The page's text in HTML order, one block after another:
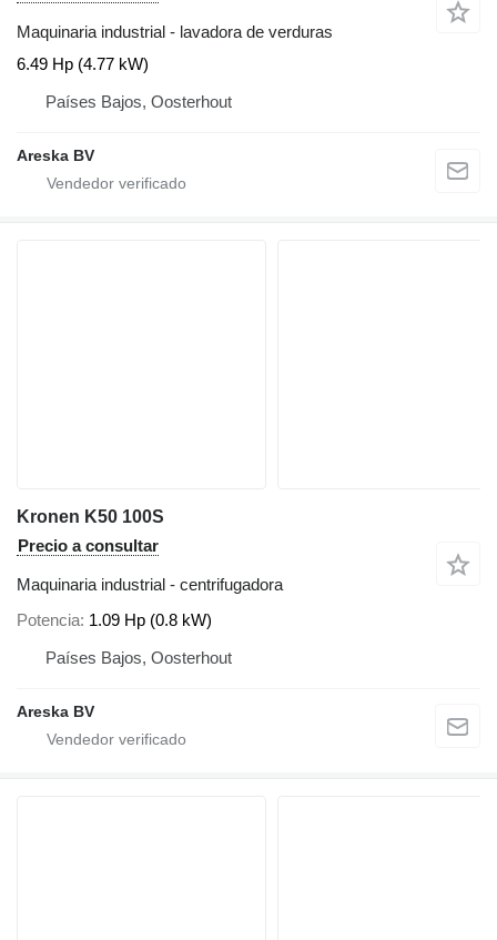
Maquinaria industrial - lavadora de verduras
6.49 Hp (4.77 kW)
Países Bajos, Oosterhout
Areska BV
Kronen K50 100S
Precio a consultar
Maquinaria industrial - centrifugadora
Potencia 1.09 Hp (0.8 kW)
Países Bajos, Oosterhout
Areska BV